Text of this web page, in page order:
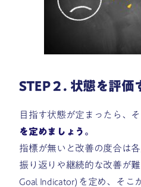
STEP２. 状態を評価
目指す状態が定まったら、
を定めましょう。
指標が無いと改善の度合は
振り返りや継続的な改善が
Goal Indicator) を定め、そこ